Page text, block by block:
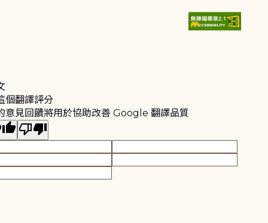
個翻譯評分
意見回饋將用於協助改善 Google 翻譯品質